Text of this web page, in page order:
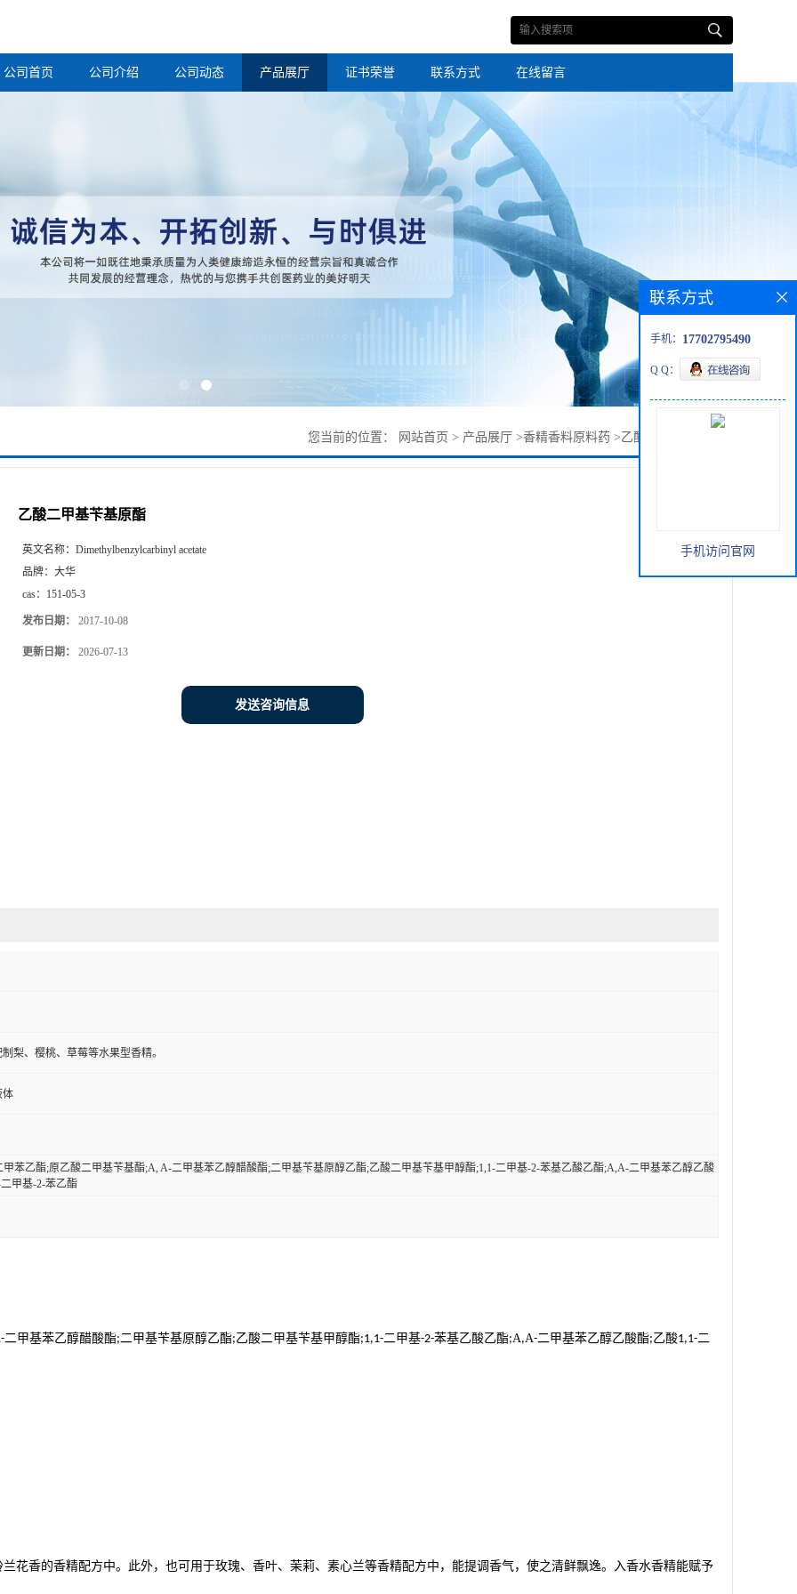
公司首页 公司介绍 公司动态 产品展厅 证书荣誉 联系方式 在线留言
您当前的位置： 网站首页 > 产品展厅 >香精香料原料药 >乙酸二甲基苄基原酯
乙酸二甲基苄基原酯
英文名称： Dimethylbenzylcarbinyl acetate
品牌： 大华
cas： 151-05-3
发布日期： 2017-10-08
更新日期： 2026-07-13
发送咨询信息
梨、樱桃、草莓等水果型香精。
体
苯乙酯;原乙酸二甲基苄基酯;Α, Α-二甲基苯乙醇醋酸酯;二甲基苄基原醇乙酯;乙酸二甲基苄基甲醇酯;1,1-二甲基-2-苯基乙酸乙酯;Α,Α-二甲基苯乙醇乙酸
甲基-2-苯乙酯
-二甲基苯乙醇醋酸酯;二甲基苄基原醇乙酯;乙酸二甲基苄基甲醇酯;1,1-二甲基-2-苯基乙酸乙酯;Α,Α-二甲基苯乙醇乙酸酯;乙酸1,1-二
花香的香精配方中。此外，也可用于玫瑰、香叶、茉莉、素心兰等香精配方中，能提调香气，使之清鲜飘逸。入香水香精能赋予
联系方式
手机： 17702795490
Q Q：
手机访问官网